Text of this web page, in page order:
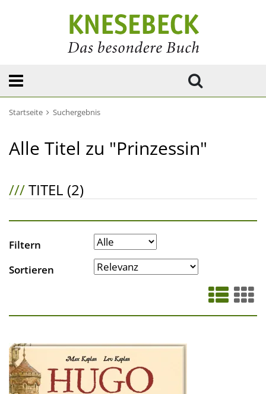
Startseite Suchergebnis
Alle Titel zu "Prinzessin"
///TITEL (2)
Filtern
Sortieren